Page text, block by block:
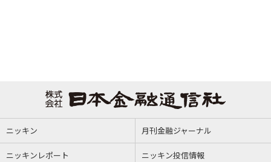
ニッキン 月刊金融ジャーナル
ニッキンレポート ニッキン投信情報